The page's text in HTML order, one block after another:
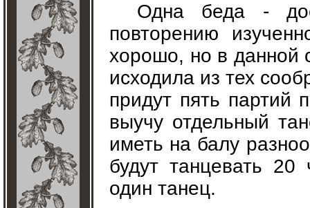
Одна беда -
повторению
хорошо, но в данной
исходила из тех
придут пять партий
выучу отдельный
иметь на балу
будут танцевать
один танец.